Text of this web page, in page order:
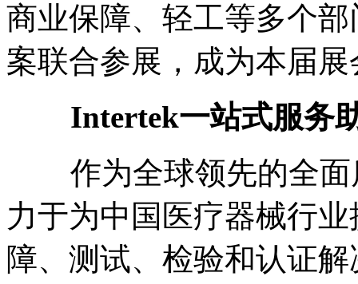
商业保障、轻工等多个
案联合参展，成为本届
Intertek一站式服务
作为全球领先的全
力于为中国医疗器械行
障、测试、检验和认证